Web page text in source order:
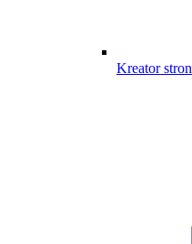
Kreator stron